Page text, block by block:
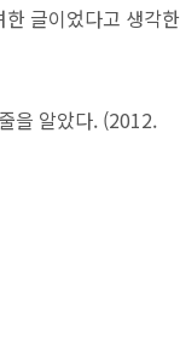
글이었다고 생각한
을 알았다. (2012.